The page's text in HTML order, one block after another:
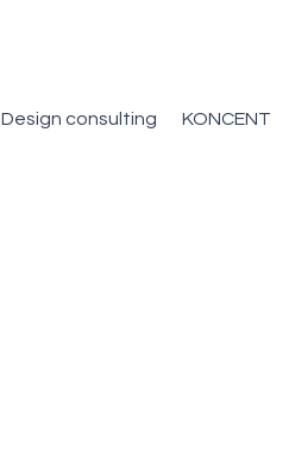
Design consulting KONCENT